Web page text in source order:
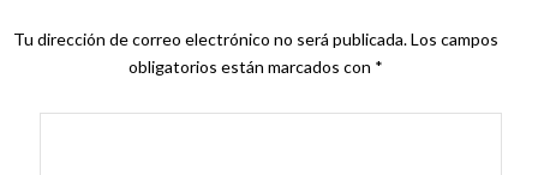
Tu dirección de correo electrónico no será publicada.Los campos
obligatorios están marcados con *